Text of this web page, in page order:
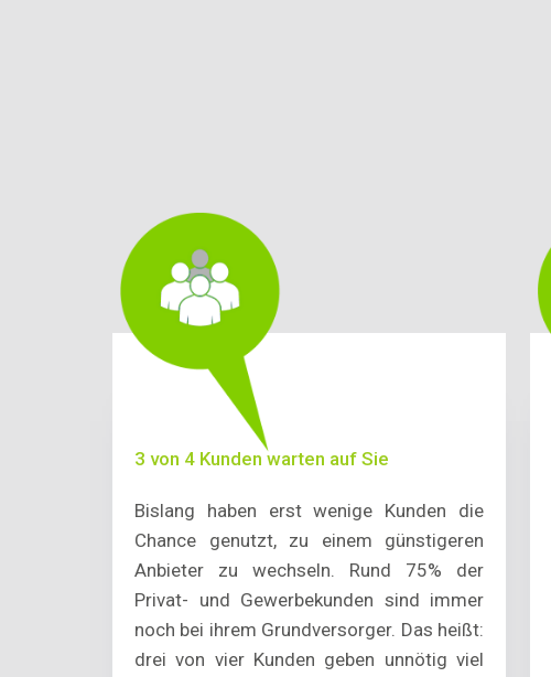
3 von 4 Kunden warten auf Sie
Bislang haben erst wenige Kunden die
Chance genutzt, zu einem günstigeren
Anbieter zu wechseln. Rund 75% der
Privat- und Gewerbekunden sind immer
noch bei ihrem Grundversorger. Das heißt:
drei von vier Kunden geben unnötig viel